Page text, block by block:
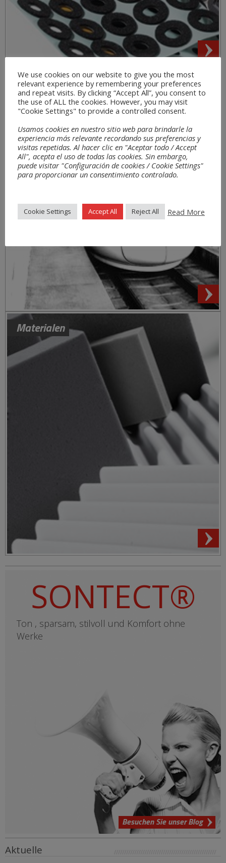
Bereiche
Materialen
SONTECT®
Ton , sparsam, stilvoll und Komfort ohne
Werke
Besuchen Sie unser Blog
Aktuelle
We use cookies on our website to give you the most
relevant experience by remembering your preferences
and repeat visits. By clicking “Accept All”, you consent to
the use of ALL the cookies. However, you may visit
"Cookie Settings" to provide a controlled consent.
Usamos cookies en nuestro sitio web para brindarle la
experiencia más relevante recordando sus preferencias y
visitas repetidas. Al hacer clic en "Aceptar todo / Accept
All", acepta el uso de todas las cookies. Sin embargo,
puede visitar "Configuración de cookies / Cookie Settings"
para proporcionar un consentimiento controlado.
Cookie Settings Accept All Reject All Read More